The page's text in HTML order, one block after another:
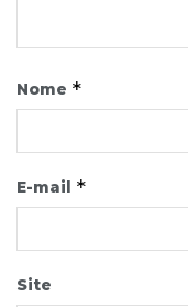
Nome *
E-mail *
Site